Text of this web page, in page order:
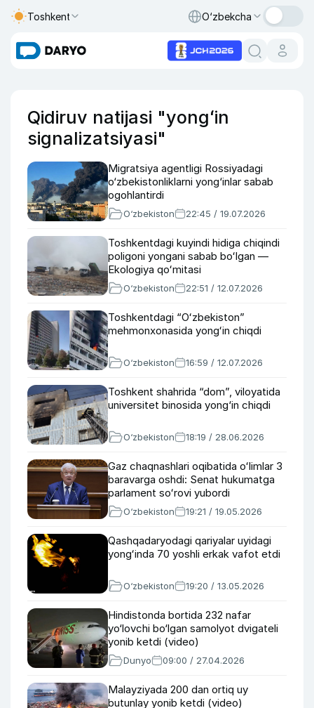
Toshkent O‘zbekcha
Qidiruv natijasi "yongʻin
signalizatsiyasi"
Migratsiya agentligi Rossiyadagi
o‘zbekistonliklarni yong‘inlar sabab
ogohlantirdi
O‘zbekiston 22:45 / 19.07.2026
Toshkentdagi kuyindi hidiga chiqindi
poligoni yongani sabab boʻlgan —
Ekologiya qoʻmitasi
O‘zbekiston 22:51 / 12.07.2026
Toshkentdagi “Oʻzbekiston”
mehmonxonasida yongʻin chiqdi
O‘zbekiston 16:59 / 12.07.2026
Toshkent shahrida “dom”, viloyatida
universitet binosida yong‘in chiqdi
O‘zbekiston 18:19 / 28.06.2026
Gaz chaqnashlari oqibatida oʻlimlar 3
baravarga oshdi: Senat hukumatga
parlament soʻrovi yubordi
O‘zbekiston 19:21 / 19.05.2026
Qashqadaryodagi qariyalar uyidagi
yongʻinda 70 yoshli erkak vafot etdi
O‘zbekiston 19:20 / 13.05.2026
Hindistonda bortida 232 nafar
yo‘lovchi bo‘lgan samolyot dvigateli
yonib ketdi (video)
Dunyo 09:00 / 27.04.2026
Malayziyada 200 dan ortiq uy
butunlay yonib ketdi (video)